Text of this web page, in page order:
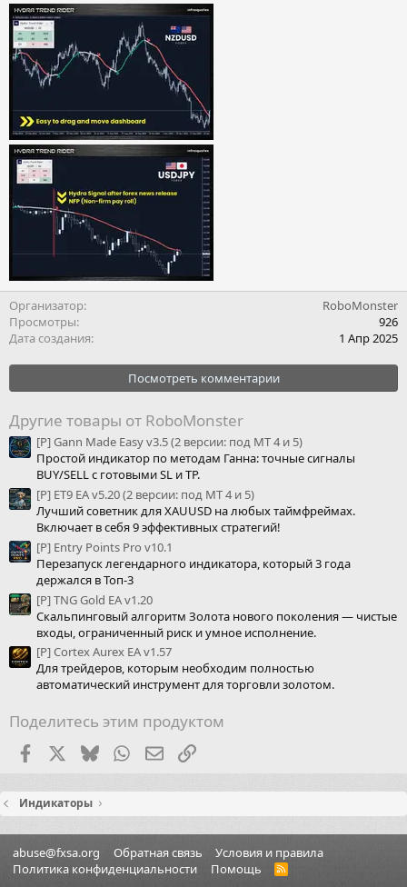
Организатор
RoboMonster
Просмотры
926
Дата создания
1 Апр 2025
Посмотреть комментарии
Другие товары от RoboMonster
[P] Gann Made Easy v3.5 (2 версии: под МТ 4 и 5)
Простой индикатор по методам Ганна: точные сигналы
BUY/SELL с готовыми SL и TP.
[P] ET9 EA v5.20 (2 версии: под МТ 4 и 5)
Лучший советник для XAUUSD на любых таймфреймах.
Включает в себя 9 эффективных стратегий!
[P] Entry Points Pro v10.1
Перезапуск легендарного индикатора, который 3 года
держался в Топ-3
[P] TNG Gold EA v1.20
Скальпинговый алгоритм Золота нового поколения — чистые
входы, ограниченный риск и умное исполнение.
[P] Cortex Aurex EA v1.57
Для трейдеров, которым необходим полностью
автоматический инструмент для торговли золотом.
Поделитесь этим продуктом
FacebookX (Twitter)
BlueskyWhatsApp
Электронная почта
Ссылка
Индикаторы
abuse@fxsa.org Обратная связь
Условия и правила
Политика конфиденциальности
Помощь
R